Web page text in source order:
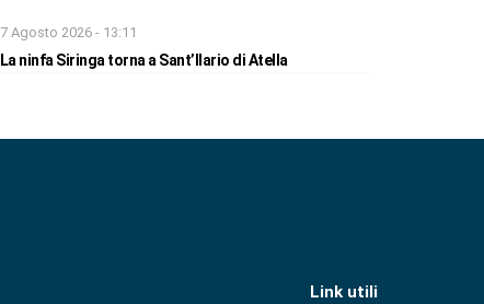
7 Agosto 2026 - 13:11
La ninfa Siringa torna a Sant’Ilario di Atella
Link utili